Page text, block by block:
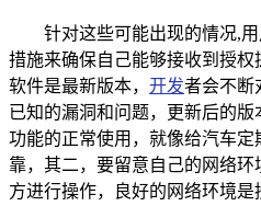
针对这些可能出现的情况,
措施来确保自己能够接收到授
软件是最新版本， 开发者会不断
已知的漏洞和问题，更新后的
功能的正常使用，就像给汽车
靠，其二，要留意自己的网络
方进行操作，良好的网络环境